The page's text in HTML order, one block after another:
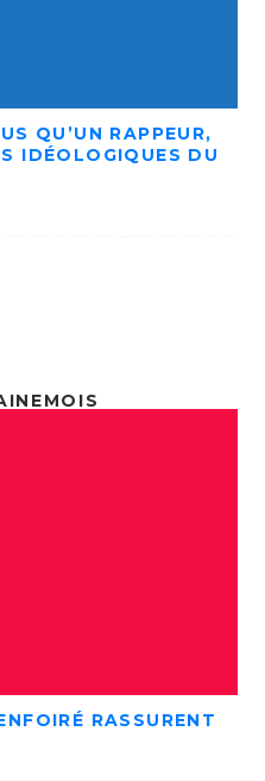
QU’UN RAPPEUR,
IDÉOLOGIQUES DU
MOIS
RASSURENT